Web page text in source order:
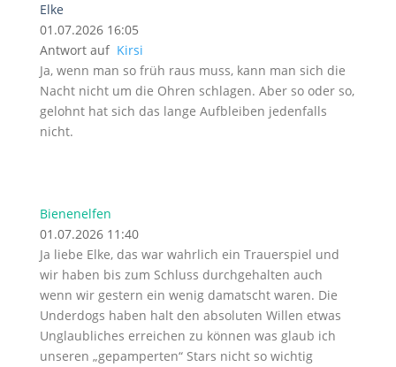
Elke
01.07.2026 16:05
Antwort auf Kirsi
Ja, wenn man so früh raus muss, kann man sich die
Nacht nicht um die Ohren schlagen. Aber so oder so,
gelohnt hat sich das lange Aufbleiben jedenfalls
nicht.
Bienenelfen
01.07.2026 11:40
Ja liebe Elke, das war wahrlich ein Trauerspiel und
wir haben bis zum Schluss durchgehalten auch
wenn wir gestern ein wenig damatscht waren. Die
Underdogs haben halt den absoluten Willen etwas
Unglaubliches erreichen zu können was glaub ich
unseren „gepamperten“ Stars nicht so wichtig